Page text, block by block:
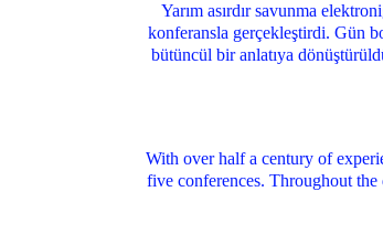
Yarım asırdır savunma
konferansla gerçekleştirdi. Gün
bütüncül bir anlatıya
With over half a century of
five conferences. Throughout